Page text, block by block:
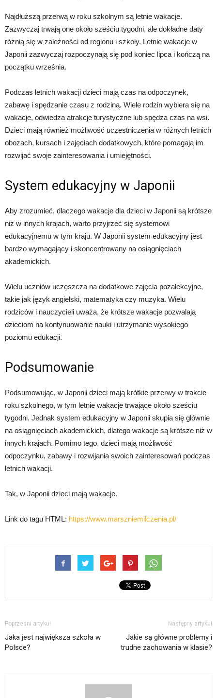
Najdłuższą przerwą w roku szkolnym są letnie wakacje.
Zazwyczaj trwają one około sześciu tygodni, ale dokładne daty
różnią się w zależności od regionu i szkoły. Letnie wakacje w
Japonii zazwyczaj rozpoczynają się pod koniec lipca i kończą na
początku września.
Podczas letnich wakacji dzieci mają czas na odpoczynek,
zabawę i spędzanie czasu z rodziną. Wiele rodzin wybiera się na
wakacje, odwiedza atrakcje turystyczne lub spędza czas na wsi.
Dzieci mają również możliwość uczestniczenia w różnych letnich
obozach, kursach i zajęciach dodatkowych, które pomagają im
rozwijać swoje zainteresowania i umiejętności.
System edukacyjny w Japonii
Aby zrozumieć, dlaczego wakacje dla dzieci w Japonii są krótsze
niż w innych krajach, warto przyjrzeć się systemowi
edukacyjnemu w tym kraju. W Japonii system edukacyjny jest
bardzo wymagający i skoncentrowany na osiągnięciach
akademickich.
Wielu uczniów uczęszcza na dodatkowe zajęcia pozalekcyjne,
takie jak język angielski, matematyka czy muzyka. Wielu
rodziców i nauczycieli uważa, że krótsze wakacje pozwalają
dzieciom na kontynuowanie nauki i utrzymanie wysokiego
poziomu edukacji.
Podsumowanie
Podsumowując, w Japonii dzieci mają krótkie przerwy w trakcie
roku szkolnego, w tym letnie wakacje trwające około sześciu
tygodni. Jednak system edukacyjny w Japonii skupia się głównie
na osiągnięciach akademickich, dlatego wakacje są krótsze niż w
innych krajach. Pomimo tego, dzieci mają możliwość
odpoczynku, zabawy i rozwijania swoich zainteresowań podczas
letnich wakacji.
Tak, w Japonii dzieci mają wakacje.
Link do tagu HTML: https://www.marszniemilczenia.pl/
Poprzedni artykuł
Jaka jest największa szkoła w
Polsce?
Następny artykuł
Jakie są główne problemy i
trudne zachowania w klasie?